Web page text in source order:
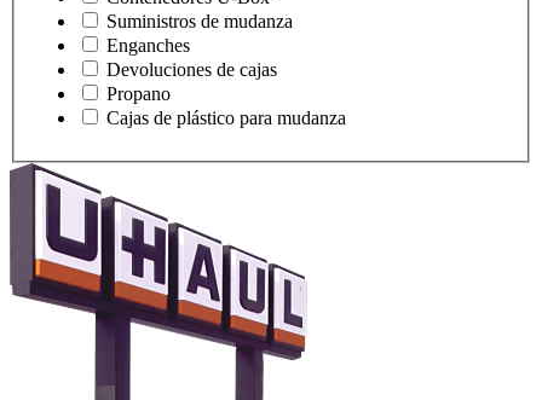
Suministros de mudanza
Enganches
Devoluciones de cajas
Propano
Cajas de plástico para mudanza